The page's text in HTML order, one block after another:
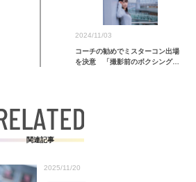
2024/11/03
コーチの勧めでミスターコン出場
を決意 「撮影前のボクシングは
関連記事
2025/11/20